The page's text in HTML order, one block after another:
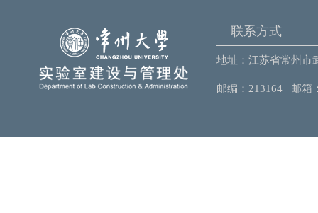
联系方式
地址：江苏省常州市
邮编：213164 邮箱